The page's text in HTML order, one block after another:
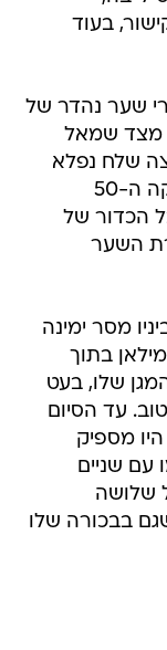
בעוד
אחרי שער נהדר של
מצד שמאל
שלח נפלא
מהאוויר לפינה הרחוקה ופנימה. בדקה ה-50
הכדור של
השער
מסר ימינה
בתוך
שלו, בעט
עד הסיום
מספיק
עם שניים
שלושה
בבכורה שלו